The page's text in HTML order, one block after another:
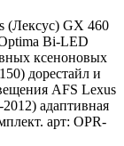
(Лексус) GX 460
Bi-LED
ксеноновых
дорестайл и
AFS Lexus
адаптивная
арт: OPR-